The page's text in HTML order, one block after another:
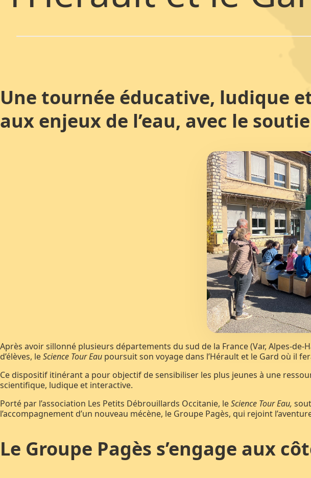
Une tournée éducative, ludique
aux enjeux de l’eau, avec le
Après avoir sillonné plusieurs départements du sud de la France (Var, Alpes-
d’élèves, leScience Tour Eau poursuit son voyage dans l’Hérault et le Gard où il
Ce dispositif itinérant a pour objectif de sensibiliser les plus jeunes à une
scientifique, ludique et interactive.
Porté par l’association Les Petits Débrouillards Occitanie, leScience Tour Eau,
l’accompagnement d’un nouveau mécène, le Groupe Pagès, qui rejoint
Le Groupe Pagès s’engage aux